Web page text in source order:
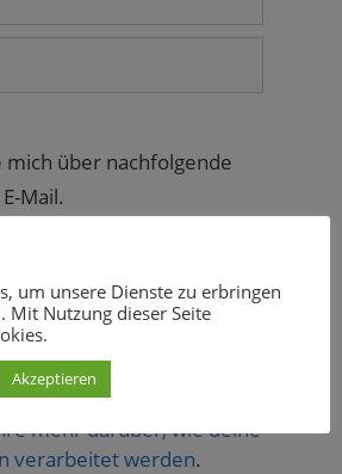
mich über nachfolgende
Mail.
mich über neue Beiträge via E-
Akismet, um Spam zu
mehr darüber, wie deine
verarbeitet werden.
um unsere Dienste zu erbringen
Mit Nutzung dieser Seite
Akzeptieren